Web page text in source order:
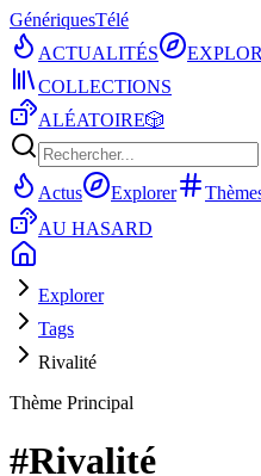
GénériquesTélé
ACTUALITÉS
COLLECTIONS
ALÉATOIRE🎲
Actus Explorer
AU HASARD
Explorer
Tags
Rivalité
Thème Principal
#Rivalité